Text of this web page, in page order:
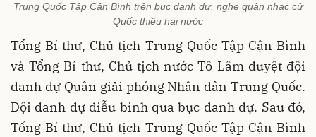
Trung Quốc Tập Cận Bình trên bục danh dự, nghe quân nhạc cử
Quốc thiều hai nước
Tổng Bí thư, Chủ tịch Trung Quốc Tập Cận Bình
và Tổng Bí thư, Chủ tịch nước Tô Lâm duyệt đội
danh dự Quân giải phóng Nhân dân Trung Quốc.
Đội danh dự diễu binh qua bục danh dự. Sau đó,
Tổng Bí thư, Chủ tịch Trung Quốc Tập Cận Bình